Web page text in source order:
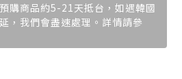
購商品約5-21天抵台，如遇韓國
，我們會盡速處理。詳情請參